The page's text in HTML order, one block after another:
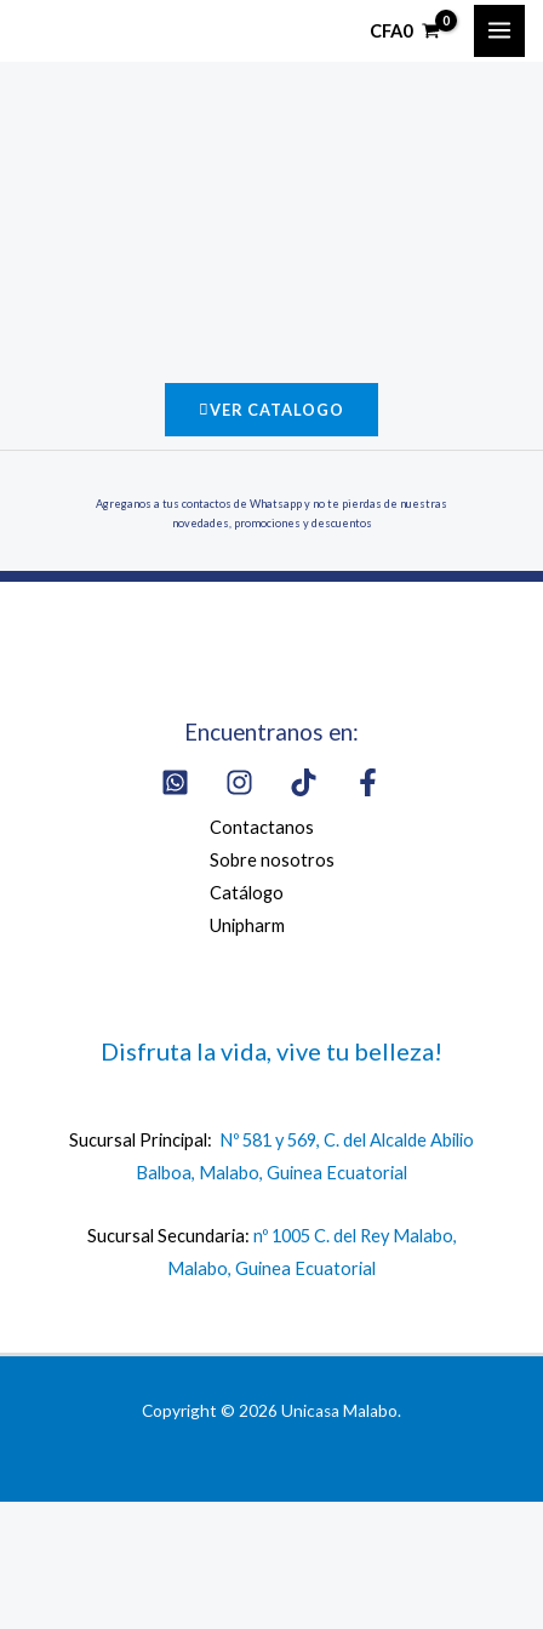
CFA0
VER CATALOGO
Agreganos a tus contactos de Whatsapp y no te pierdas de nuestras
novedades, promociones y descuentos
Encuentranos en:
Contactanos
Sobre nosotros
Catálogo
Unipharm
Disfruta la vida, vive tu belleza!
Sucursal Principal: Nº 581 y 569, C. del Alcalde Abilio
Balboa, Malabo, Guinea Ecuatorial
Sucursal Secundaria: nº 1005 C. del Rey Malabo,
Malabo, Guinea Ecuatorial
Copyright © 2026 Unicasa Malabo.